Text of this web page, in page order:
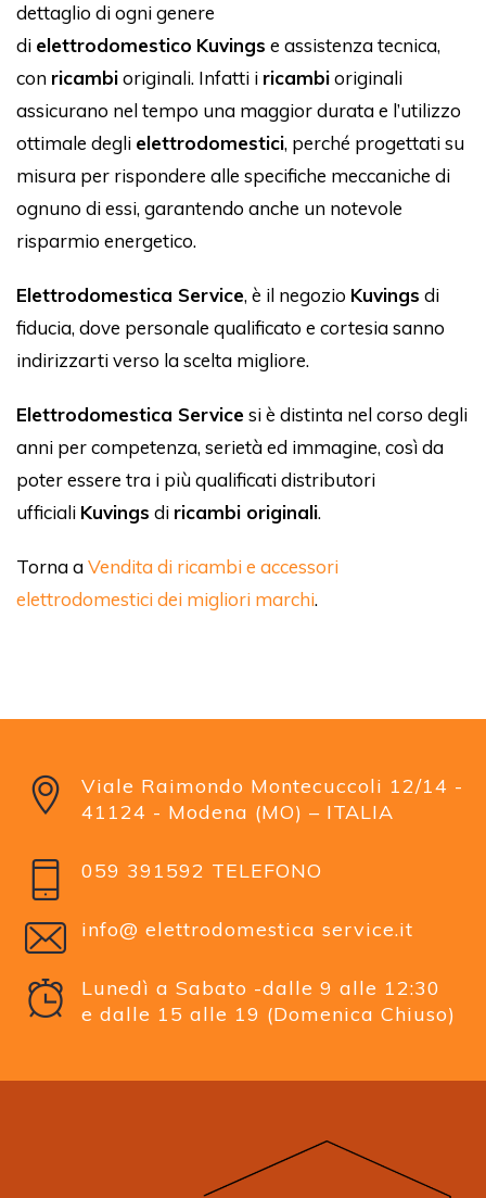
dettaglio di ogni genere
di elettrodomestico Kuvings e assistenza tecnica,
con ricambioriginali. Infatti i ricambioriginali
assicurano nel tempo una maggior durata e l’utilizzo
ottimale degli elettrodomestici, perché progettati su
misura per rispondere alle specifiche meccaniche di
ognuno di essi, garantendo anche un notevole
risparmio energetico.
Elettrodomestica Service, è il negozio Kuvings di
fiducia, dove personale qualificato e cortesia sanno
indirizzarti verso la scelta migliore.
Elettrodomestica Servicesi è distinta nel corso degli
anni per competenza, serietà ed immagine, così da
poter essere tra i più qualificati distributori
ufficiali Kuvings di ricambi originali.
Torna aVendita di ricambi e accessori
elettrodomestici dei migliori marchi.
Viale Raimondo Montecuccoli 12/14 -
41124 - Modena (MO) – ITALIA
059 391592 TELEFONO
info@ elettrodomestica service.it
Lunedì a Sabato -dalle 9 alle 12:30
e dalle 15 alle 19 (Domenica Chiuso)